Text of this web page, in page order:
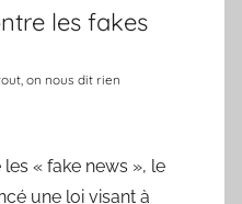
les fakes
on nous dit rien
« fake news », le
une loi visant à